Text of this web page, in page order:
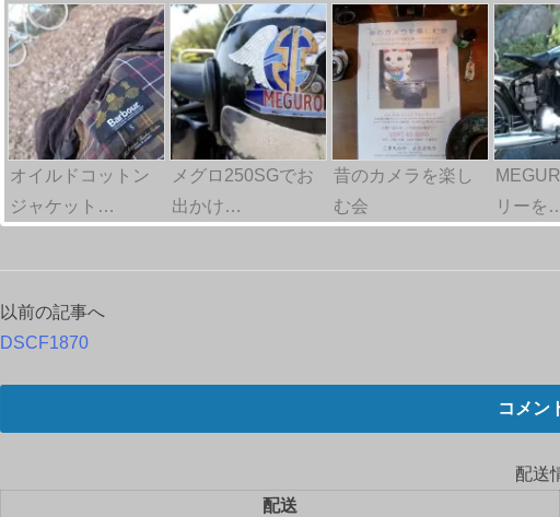
オイルドコットン
ジャケット…
メグロ250SGでお
出かけ…
昔のカメラを楽し
む会
リーを
投
以前の記事へ
DSCF1870
コメン
配送
配送